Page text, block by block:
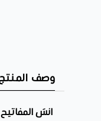
وصف المنتج
انسَ